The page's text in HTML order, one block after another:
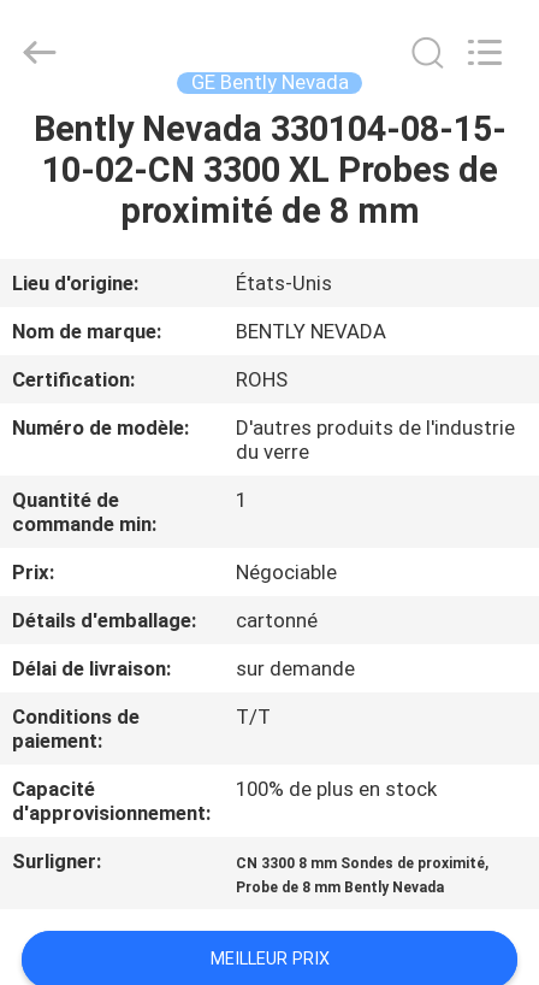
MAISON
PRODUITS
À
DE
NOUS
VISITE
DE
CONTRÔLE
DE
LA
QUALITÉ
NOUS
CONTACTER
INDUSTRY
Reserved.
GE Bently Nevada
Bently Nevada 330104-08-15-
10-02-CN 3300 XL Probes de
proximité de 8 mm
Lieu d'origine:
États-Unis
Nom de marque:
BENTLY NEVADA
Certification:
ROHS
Numéro de modèle:
D'autres produits de l'industrie
du verre
Quantité de
commande min:
1
Prix:
Négociable
Détails d'emballage:
cartonné
Délai de livraison:
sur demande
Conditions de
paiement:
T/T
Capacité
d'approvisionnement:
100% de plus en stock
Surligner: CN 3300 8 mm Sondes de proximité,
Probe de 8 mm Bently Nevada
MEILLEUR PRIX